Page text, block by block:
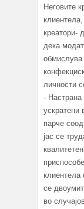
Неговите
креатори-
дека
обмислува
личности
- Настрана
ускратени
парче
јас се
се
во